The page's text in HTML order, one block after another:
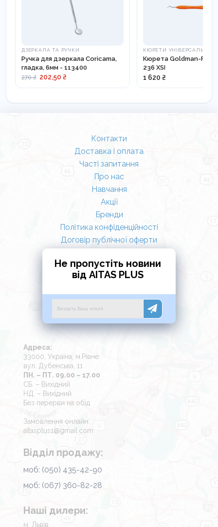
ДЗЕРКАЛА ТА РУЧКИ
Ручка для дзеркала Coricama,
гладка, 6мм - 113400
270 ₴ 202,50 ₴
КЮРЕТИ УНІВЕРСАЛЬНІ
Кюрета Goldman-Fox
236 XSI
1 620 ₴
Контакти
Доставка і оплата
Часті запитання
Про нас
Навчання
Акції
Бренди
Політика конфіденційності
Договір публічної оферти
Не пропустіть новини
від AITAS PLUS
Адреса:
33000, Україна, м.Рівне
вул. Дубенська, 11
ПН. – ПТ. 09.00 – 17.00
СБ. – Вихідний
НД. – Вихідний
Без перерви на обід
Замовлення онлайн:
aitasplus1@gmail.com
Відділ продажу:
моб: (050) 435-42-90
моб: (067) 360-82-28
Наші дилери:
м. Львів